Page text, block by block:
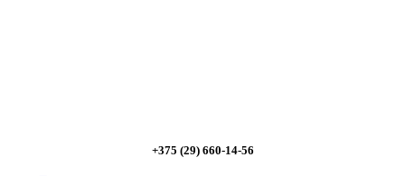
+375 (29) 660-14-56